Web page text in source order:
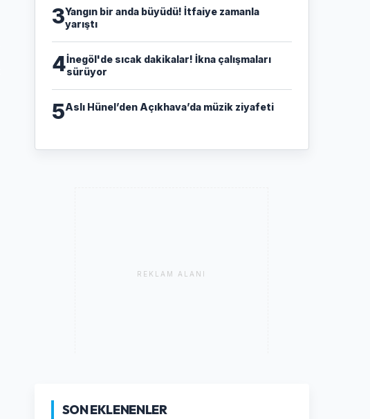
3Yangın bir anda büyüdü! İtfaiye zamanla
yarıştı
4İnegöl'de sıcak dakikalar! İkna çalışmaları
sürüyor
5Aslı Hünel’den Açıkhava’da müzik ziyafeti
REKLAM ALANI
SON EKLENENLER